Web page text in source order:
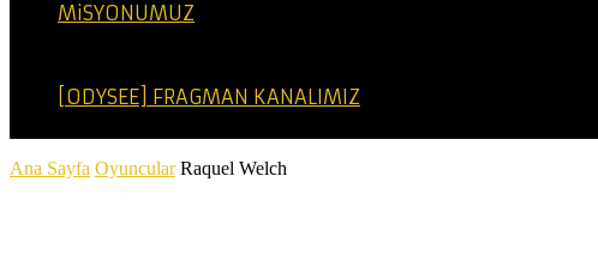
MiSYONUMUZ
[ODYSEE] FRAGMAN KANALIMIZ
Ana Sayfa Oyuncular Raquel Welch